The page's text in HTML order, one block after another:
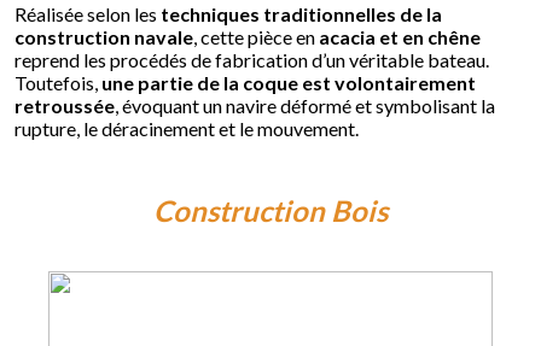
Réalisée selon les techniques traditionnelles de la
construction navale, cette pièce en acacia et en chêne
reprend les procédés de fabrication d’un véritable bateau.
Toutefois, une partie de la coque est volontairement
retroussée, évoquant un navire déformé et symbolisant la
rupture, le déracinement et le mouvement.
Construction Bois